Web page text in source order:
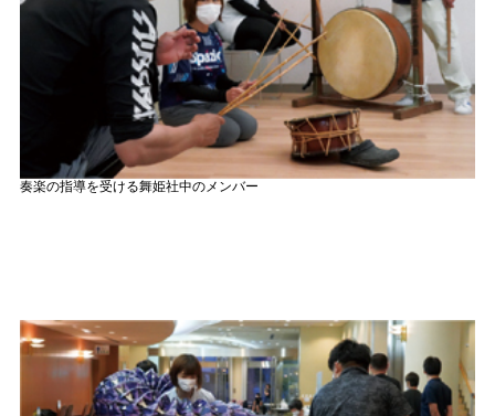
奏楽の指導を受ける舞姫社中のメンバー